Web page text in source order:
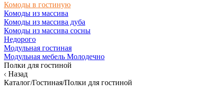
Комоды в гостиную
Комоды из массива
Комоды из массива дуба
Комоды из массива сосны
Недорого
Модульная гостиная
Модульная мебель Молодечно
Полки для гостиной
Назад
Каталог/Гостиная/Полки для гостиной